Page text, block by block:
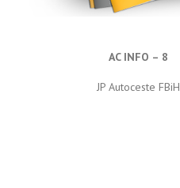
AC INFO – 8
JP Autoceste FBiH